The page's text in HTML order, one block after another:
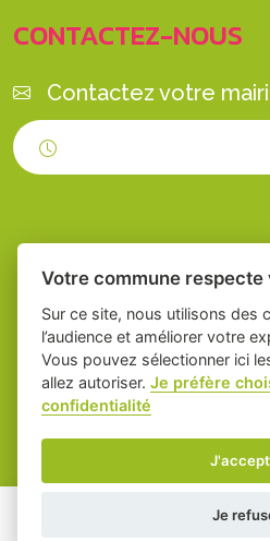
CONTACTEZ-NOUS
Contactez votre
Place du village la solution
des collectivités
Mentions légales-
Votre commune
Sur ce site, nous utilisons des
l’audience et améliorer votre
Vous pouvez sélectionner ici
allez autoriser.Je préfère
confidentialité
Je